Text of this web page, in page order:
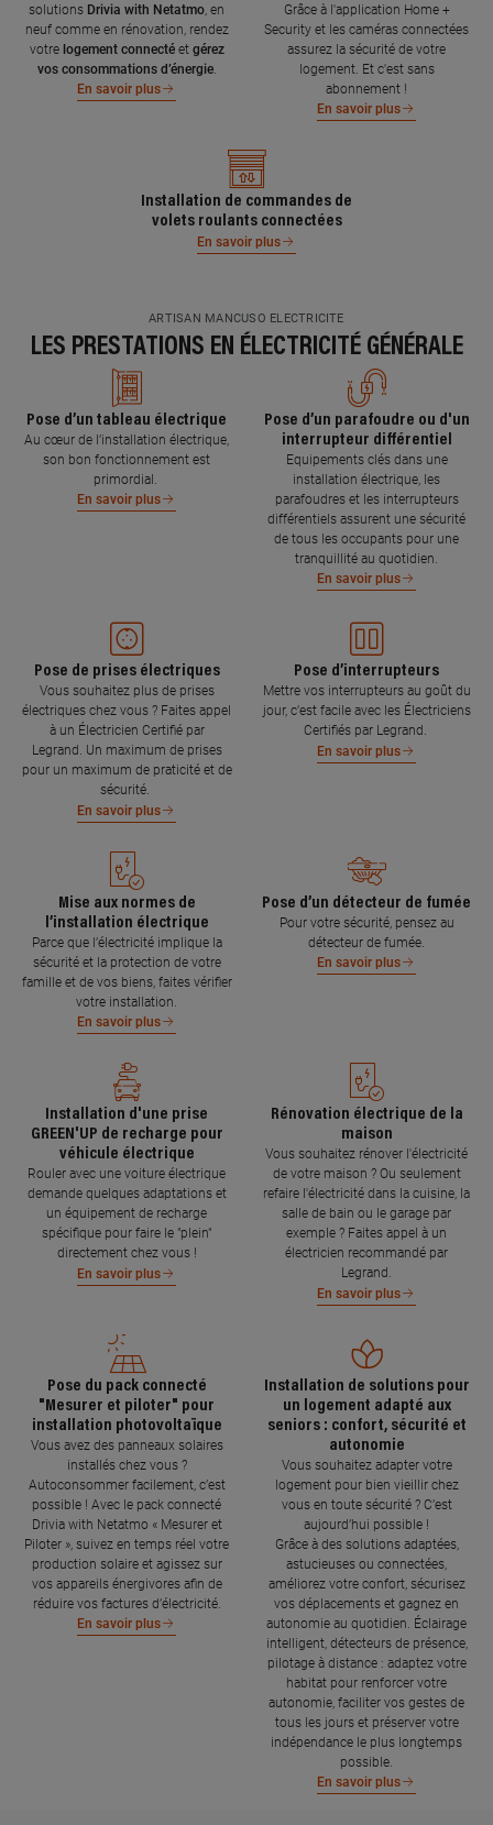
solutions Drivia with Netatmo , en
neuf comme en rénovation, rendez
votre logement connecté et gérez
vos consommations d’énergie.
En savoir plus
Grâce à l'application Home +
Security et les caméras connectées
assurez la sécurité de votre
logement. Et c'est sans
abonnement !
En savoir plus
Installation de commandes de
volets roulants connectées
En savoir plus
ARTISAN MANCUSO ELECTRICITE
LES PRESTATIONS EN ÉLECTRICITÉ GÉNÉRALE
Pose d’un tableau électrique
Au cœur de l’installation électrique,
son bon fonctionnement est
primordial.
En savoir plus
Pose d’un parafoudre ou d'un
interrupteur différentiel
Equipements clés dans une
installation électrique, les
parafoudres et les interrupteurs
différentiels assurent une sécurité
de tous les occupants pour une
tranquillité au quotidien.
En savoir plus
Pose de prises électriques
Vous souhaitez plus de prises
électriques chez vous ? Faites appel
à un Électricien Certifié par
Legrand. Un maximum de prises
pour un maximum de praticité et de
sécurité.
En savoir plus
Pose d’interrupteurs
Mettre vos interrupteurs au goût du
jour, c’est facile avec les Électriciens
Certifiés par Legrand.
En savoir plus
Mise aux normes de
l’installation électrique
Parce que l’électricité implique la
sécurité et la protection de votre
famille et de vos biens, faites vérifier
votre installation.
En savoir plus
Pose d’un détecteur de fumée
Pour votre sécurité, pensez au
détecteur de fumée.
En savoir plus
Installation d'une prise
GREEN'UP de recharge pour
véhicule électrique
Rouler avec une voiture électrique
demande quelques adaptations et
un équipement de recharge
spécifique pour faire le "plein"
directement chez vous !
En savoir plus
Rénovation électrique de la
maison
Vous souhaitez rénover l'électricité
de votre maison ? Ou seulement
refaire l'électricité dans la cuisine, la
salle de bain ou le garage par
exemple ? Faites appel à un
électricien recommandé par
Legrand.
En savoir plus
Pose du pack connecté
"Mesurer et piloter" pour
installation photovoltaïque
Vous avez des panneaux solaires
installés chez vous ?
Autoconsommer facilement, c’est
possible ! Avec le pack connecté
Drivia with Netatmo « Mesurer et
Piloter », suivez en temps réel votre
production solaire et agissez sur
vos appareils énergivores afin de
réduire vos factures d’électricité.
En savoir plus
Installation de solutions pour
un logement adapté aux
seniors : confort, sécurité et
autonomie
Vous souhaitez adapter votre
logement pour bien vieillir chez
vous en toute sécurité ? C’est
aujourd’hui possible !
Grâce à des solutions adaptées,
astucieuses ou connectées,
améliorez votre confort, sécurisez
vos déplacements et gagnez en
autonomie au quotidien. Éclairage
intelligent, détecteurs de présence,
pilotage à distance : adaptez votre
habitat pour renforcer votre
autonomie, faciliter vos gestes de
tous les jours et préserver votre
indépendance le plus longtemps
possible.
En savoir plus